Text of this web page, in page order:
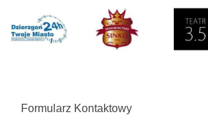
Formularz Kontaktowy